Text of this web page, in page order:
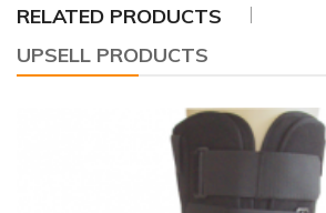
RELATED PRODUCTS
UPSELL PRODUCTS